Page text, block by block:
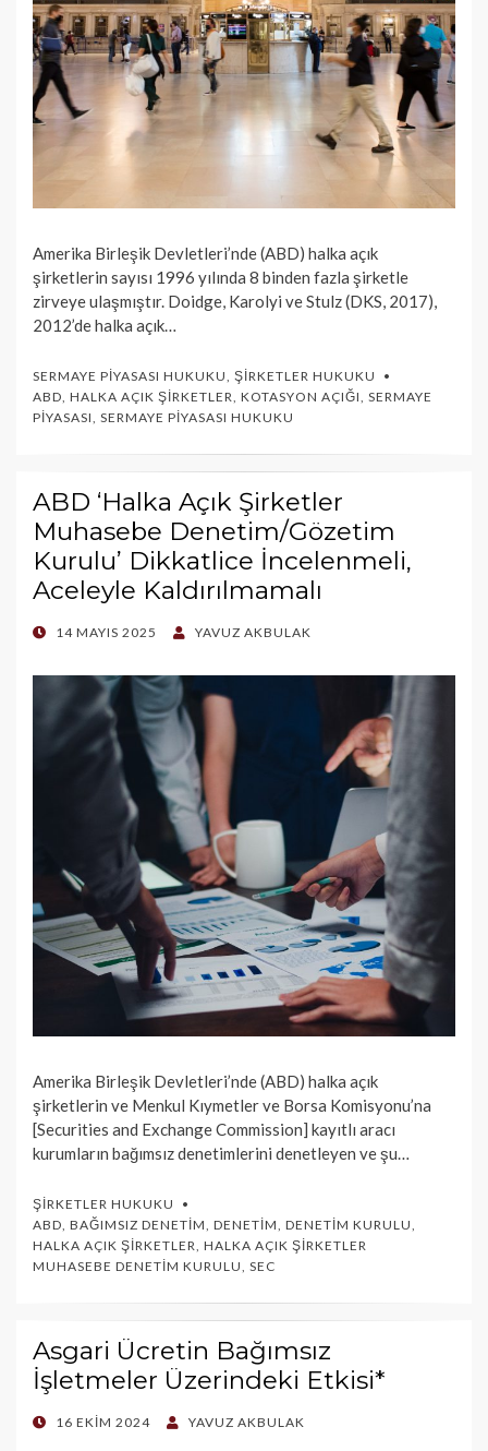
Amerika Birleşik Devletleri’nde (ABD) halka açık
şirketlerin sayısı 1996 yılında 8 binden fazla şirketle
zirveye ulaşmıştır. Doidge, Karolyi ve Stulz (DKS, 2017),
2012’de halka açık…
SERMAYE PIYASASI HUKUKU ŞIRKETLER HUKUKU
ABD HALKA AÇIK ŞIRKETLER KOTASYON AÇIĞI SERMAYE
PIYASASI SERMAYE PIYASASI HUKUKU
ABD ‘Halka Açık Şirketler
Muhasebe Denetim/Gözetim
Kurulu’ Dikkatlice İncelenmeli,
Aceleyle Kaldırılmamalı
POSTED
14 MAYIS 2025 YAVUZ AKBULAK
Amerika Birleşik Devletleri’nde (ABD) halka açık
şirketlerin ve Menkul Kıymetler ve Borsa Komisyonu’na
[Securities and Exchange Commission] kayıtlı aracı
kurumların bağımsız denetimlerini denetleyen ve şu…
ŞIRKETLER HUKUKU
ABD BAĞIMSIZ DENETIM DENETIM DENETIM KURULU
HALKA AÇIK ŞIRKETLER HALKA AÇIK ŞIRKETLER
MUHASEBE DENETIM KURULU SEC
Asgari Ücretin Bağımsız
İşletmeler Üzerindeki Etkisi*
POSTED
16 EKIM 2024 YAVUZ AKBULAK